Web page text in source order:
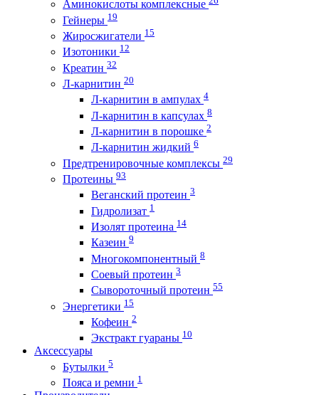
Аминокислоты комплексные
Гейнеры 19
Жиросжигатели 15
Изотоники 12
Креатин 32
Л-карнитин 20
Л-карнитин в ампулах 4
Л-карнитин в капсулах 8
Л-карнитин в порошке 2
Л-карнитин жидкий 6
Предтренировочные комплексы 29
Протеины 93
Веганский протеин 3
Гидролизат 1
Изолят протеина 14
Казеин 9
Многокомпонентный 8
Соевый протеин 3
Сывороточный протеин 55
Энергетики 15
Кофеин 2
Экстракт гуараны 10
Аксессуары
Бутылки 5
Пояса и ремни 1